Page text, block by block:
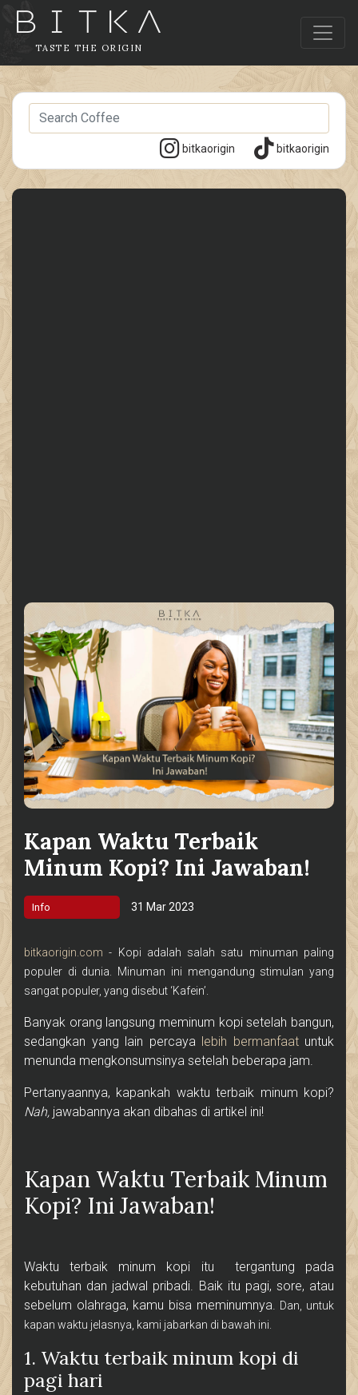
TASTE THE ORIGIN
bitkaorigin bitkaorigin
Kapan Waktu Terbaik
Minum Kopi? Ini Jawaban!
Info 31 Mar 2023
bitkaorigin.com - Kopi adalah salah satu minuman paling
populer di dunia. Minuman ini mengandung stimulan yang
sangat populer, yang disebut ‘Kafein’.
Banyak orang langsung meminum kopi setelah bangun,
sedangkan yang lain percaya lebih bermanfaatuntuk
menunda mengkonsumsinya setelah beberapa jam.
Pertanyaannya, kapankah waktu terbaik minum kopi?
Nah, jawabannya akan dibahas di artikel ini!
Kapan Waktu Terbaik Minum
Kopi? Ini Jawaban!
Waktu terbaik minum kopi itu tergantung pada
kebutuhan dan jadwal pribadi. Baik itu pagi, sore, atau
sebelum olahraga, kamu bisa meminumnya. Dan, untuk
kapan waktu jelasnya, kami jabarkan di bawah ini.
1. Waktu terbaik minum kopi di
pagi hari